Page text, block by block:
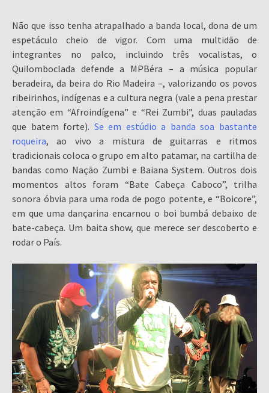
Não que isso tenha atrapalhado a banda local, dona de um
espetáculo cheio de vigor. Com uma multidão de
integrantes no palco, incluindo três vocalistas, o
Quilomboclada defende a MPBéra – a música popular
beradeira, da beira do Rio Madeira –, valorizando os povos
ribeirinhos, indígenas e a cultura negra (vale a pena prestar
atenção em “Afroindígena” e “Rei Zumbi”, duas pauladas
que batem forte). Se em estúdio a banda soa bastante
roqueira, ao vivo a mistura de guitarras e ritmos
tradicionais coloca o grupo em alto patamar, na cartilha de
bandas como Nação Zumbi e Baiana System. Outros dois
momentos altos foram “Bate Cabeça Caboco”, trilha
sonora óbvia para uma roda de pogo potente, e “Boicore”,
em que uma dançarina encarnou o boi bumbá debaixo de
bate-cabeça. Um baita show, que merece ser descoberto e
rodar o País.